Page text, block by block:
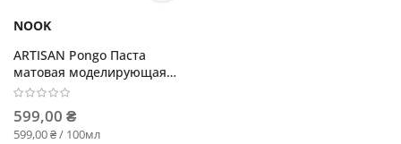
NOOK
ARTISAN Pongo Паста
матовая моделирующая
сильной фиксации
599,00 ₴
599,00 ₴ / 100мл